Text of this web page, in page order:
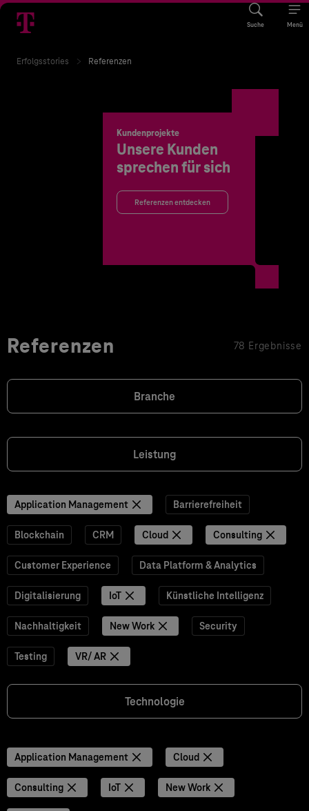
Suche Menü
Erfolgsstories Referenzen
Kundenprojekte
Unsere Kunden
sprechen für sich
Referenzen entdecken
Referenzen 78 Ergebnisse
Branche
Leistung
Application Management Barrierefreiheit
Blockchain CRM Cloud Consulting
Customer Experience Data Platform & Analytics
Digitalisierung IoT Künstliche Intelligenz
Nachhaltigkeit New Work Security
Testing VR/ AR
Technologie
Application Management Cloud
Consulting IoT New Work